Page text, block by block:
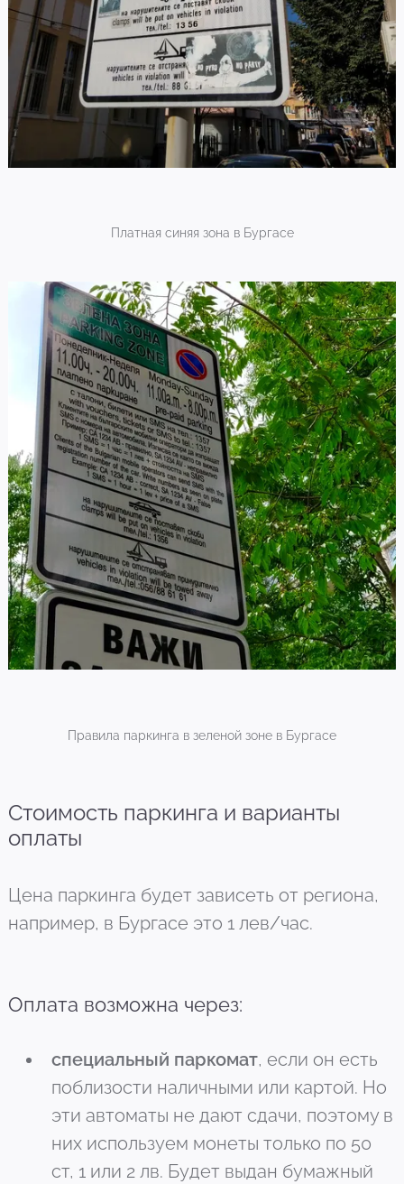
Платная синяя зона в Бургасе
Правила паркинга в зеленой зоне в Бургасе
Стоимость паркинга и варианты
оплаты
Цена паркинга будет зависеть от региона,
например, в Бургасе это 1 лев/час.
Оплата возможна через:
специальный паркомат, если он есть
поблизости наличными или картой. Но
эти автоматы не дают сдачи, поэтому в
них используем монеты только по 50
ст, 1 или 2 лв. Будет выдан бумажный